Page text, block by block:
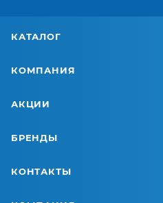
КАТАЛОГ
КОМПАНИЯ
АКЦИИ
БРЕНДЫ
КОНТАКТЫ